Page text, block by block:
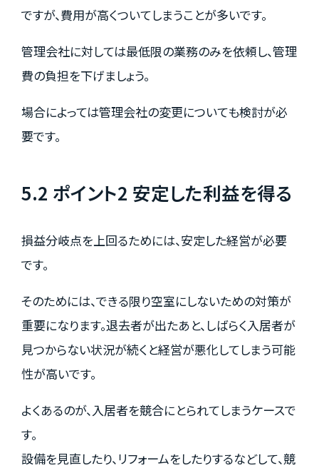
ですが、費用が高くついてしまうことが多いです。
管理会社に対しては最低限の業務のみを依頼し、管理
費の負担を下げましょう。
場合によっては管理会社の変更についても検討が必
要です。
5.2 ポイント2 安定した利益を得る
損益分岐点を上回るためには、安定した経営が必要
です。
そのためには、できる限り空室にしないための対策が
重要になります。退去者が出たあと、しばらく入居者が
見つからない状況が続くと経営が悪化してしまう可能
性が高いです。
よくあるのが、入居者を競合にとられてしまうケースで
す。
設備を見直したり、リフォームをしたりするなどして、競